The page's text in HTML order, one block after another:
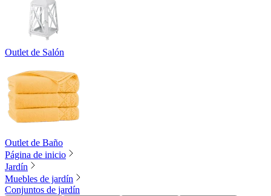
Outlet de Salón
Outlet de Baño
Página de inicio
Jardín
Muebles de jardín
Conjuntos de jardín